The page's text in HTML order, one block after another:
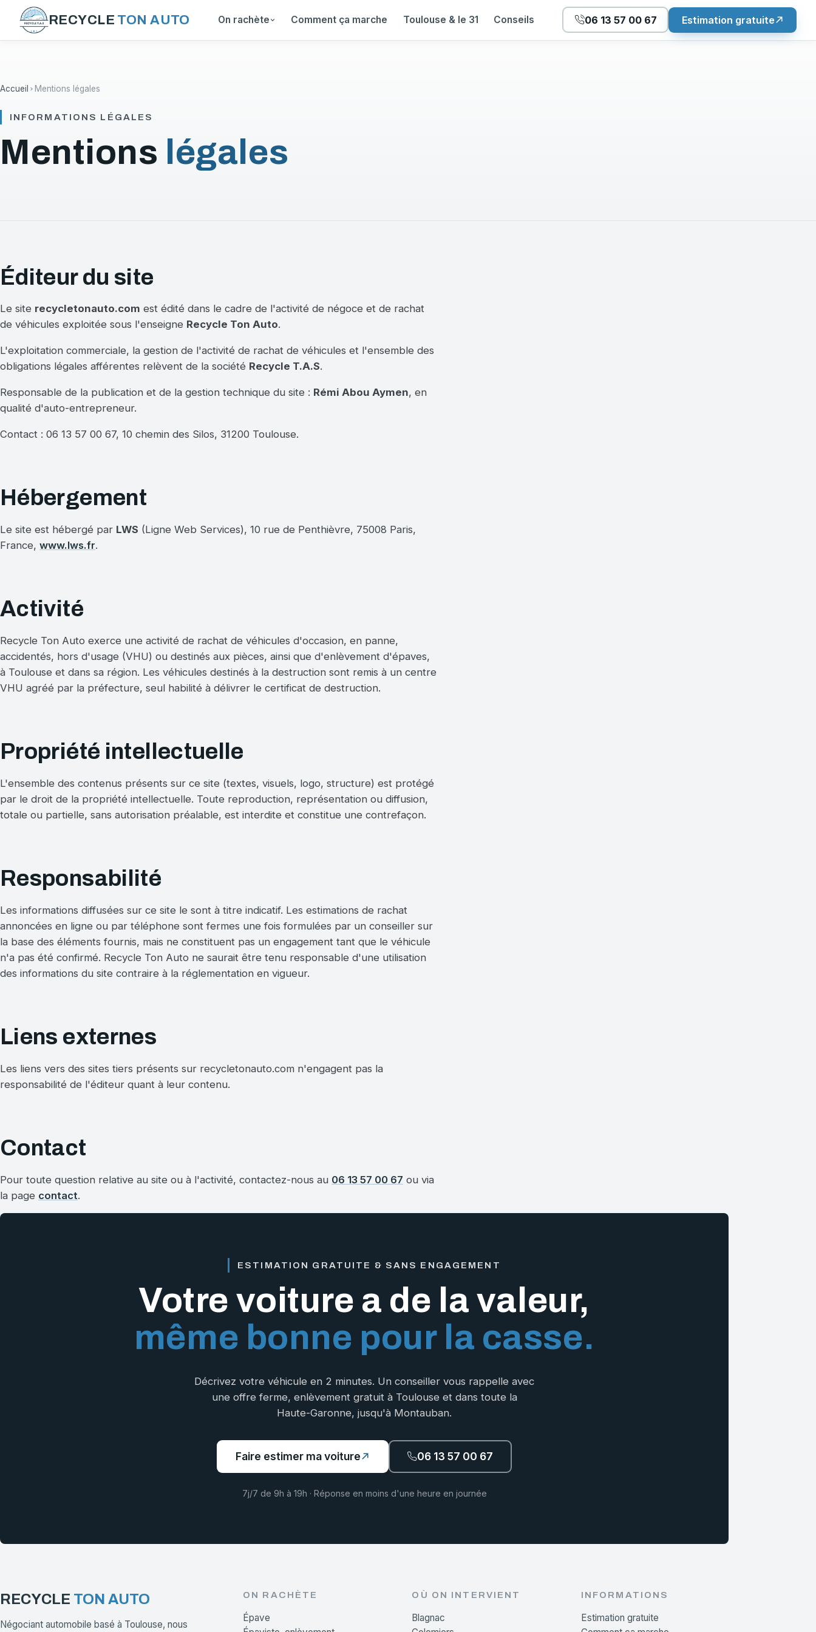
RECYCLE TON AUTO On rachète Comment ça marche Toulouse & le 31 Conseils 06 13 57 00 67 Estimation gratuite
Accueil Mentions légales
INFORMATIONS LÉGALES
Mentions légales
Éditeur du site
Le site recycletonauto.com est édité dans le cadre de l'activité de négoce et de rachat
de véhicules exploitée sous l'enseigne Recycle Ton Auto.
L'exploitation commerciale, la gestion de l'activité de rachat de véhicules et l'ensemble des
obligations légales afférentes relèvent de la société Recycle T.A.S.
Responsable de la publication et de la gestion technique du site : Rémi Abou Aymen, en
qualité d'auto-entrepreneur.
Contact : 06 13 57 00 67, 10 chemin des Silos, 31200 Toulouse.
Hébergement
Le site est hébergé par LWS (Ligne Web Services), 10 rue de Penthièvre, 75008 Paris,
France, www.lws.fr.
Activité
Recycle Ton Auto exerce une activité de rachat de véhicules d'occasion, en panne,
accidentés, hors d'usage (VHU) ou destinés aux pièces, ainsi que d'enlèvement d'épaves,
à Toulouse et dans sa région. Les véhicules destinés à la destruction sont remis à un centre
VHU agréé par la préfecture, seul habilité à délivrer le certificat de destruction.
Propriété intellectuelle
L'ensemble des contenus présents sur ce site (textes, visuels, logo, structure) est protégé
par le droit de la propriété intellectuelle. Toute reproduction, représentation ou diffusion,
totale ou partielle, sans autorisation préalable, est interdite et constitue une contrefaçon.
Responsabilité
Les informations diffusées sur ce site le sont à titre indicatif. Les estimations de rachat
annoncées en ligne ou par téléphone sont fermes une fois formulées par un conseiller sur
la base des éléments fournis, mais ne constituent pas un engagement tant que le véhicule
n'a pas été confirmé. Recycle Ton Auto ne saurait être tenu responsable d'une utilisation
des informations du site contraire à la réglementation en vigueur.
Liens externes
Les liens vers des sites tiers présents sur recycletonauto.com n'engagent pas la
responsabilité de l'éditeur quant à leur contenu.
Contact
Pour toute question relative au site ou à l'activité, contactez-nous au 06 13 57 00 67 ou via
la page contact.
ESTIMATION GRATUITE & SANS ENGAGEMENT
Votre voiture a de la valeur,
même bonne pour la casse.
Décrivez votre véhicule en 2 minutes. Un conseiller vous rappelle avec
une offre ferme, enlèvement gratuit à Toulouse et dans toute la
Haute-Garonne, jusqu'à Montauban.
Faire estimer ma voiture 06 13 57 00 67
7j/7 de 9h à 19h · Réponse en moins d'une heure en journée
RECYCLE TON AUTO
Négociant automobile basé à Toulouse, nous
ON RACHÈTE
Épave
OÙ ON INTERVIENT
Blagnac
INFORMATIONS
Estimation gratuite